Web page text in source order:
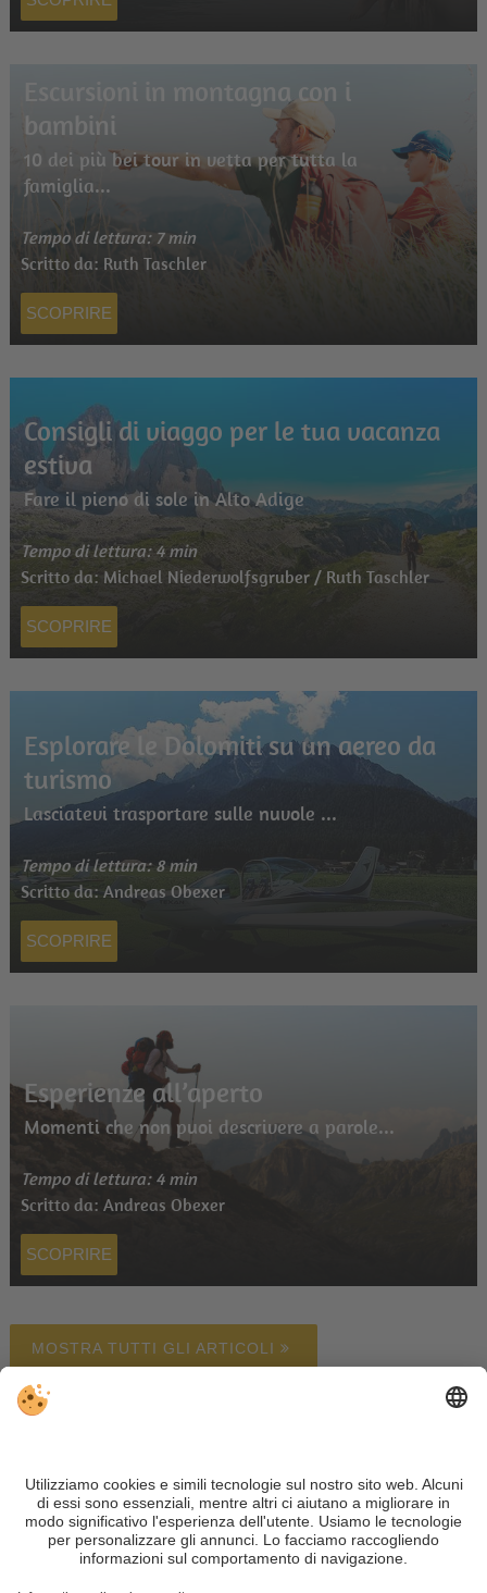
Escursioni in montagna con i
bambini
10 dei più bei tour in vetta per tutta la
famiglia...
Tempo di lettura: 7 min
Scritto da: Ruth Taschler
SCOPRIRE
Consigli di viaggo per le tua vacanza
estiva
Fare il pieno di sole in Alto Adige
Tempo di lettura: 4 min
Scritto da: Michael Niederwolfsgruber / Ruth Taschler
SCOPRIRE
Esplorare le Dolomiti su un aereo da
turismo
Lasciatevi trasportare sulle nuvole ...
Tempo di lettura: 8 min
Scritto da: Andreas Obexer
SCOPRIRE
Esperienze all’aperto
Momenti che non puoi descrivere a parole...
Tempo di lettura: 4 min
Scritto da: Andreas Obexer
SCOPRIRE
MOSTRA TUTTI GLI ARTICOLI
Meteo
Webcam